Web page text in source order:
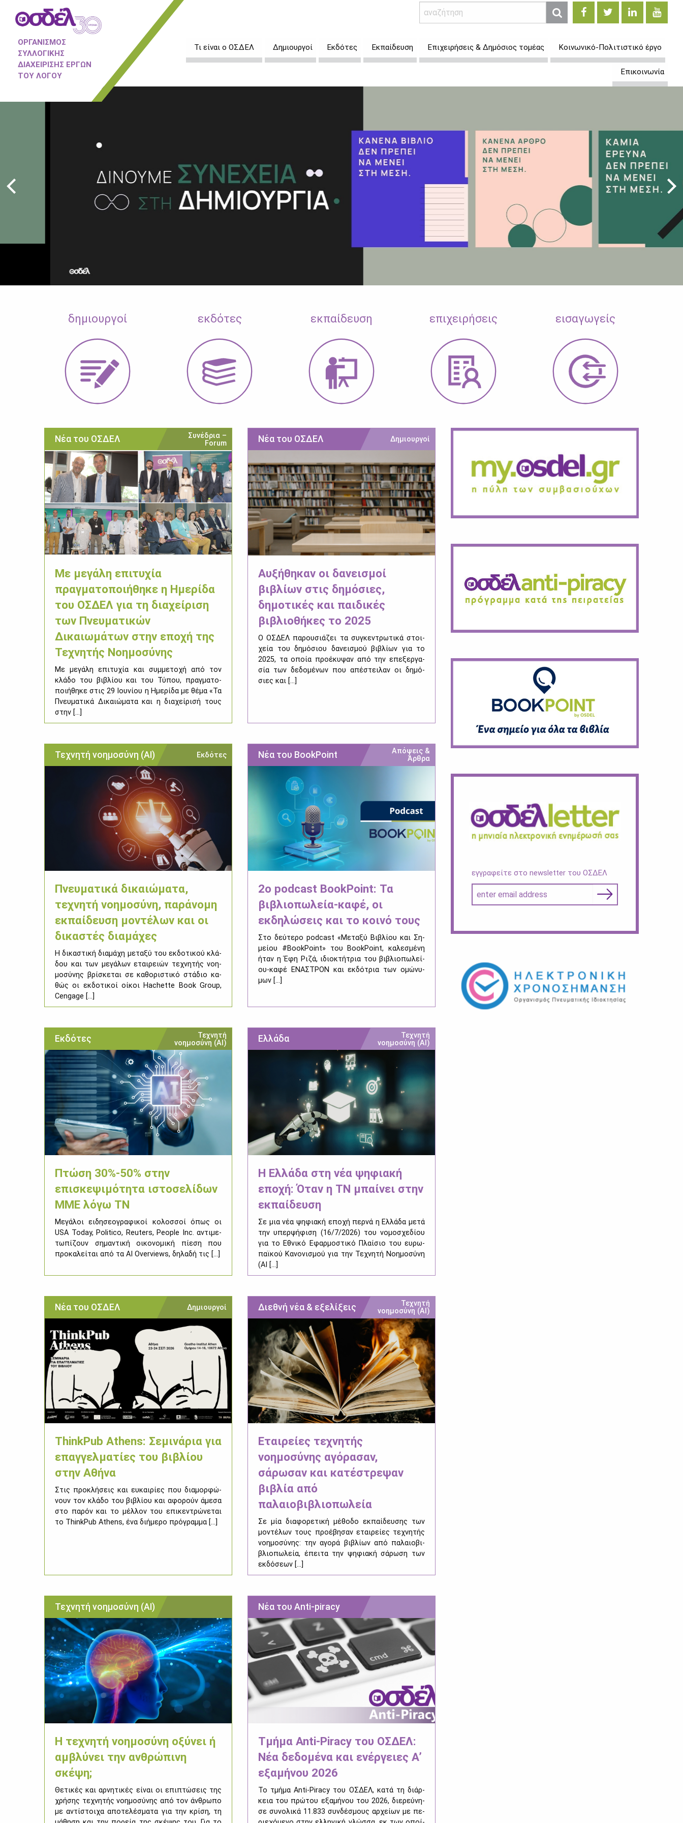
ΟΡΓΑΝΙΣΜΟΣ
ΣΥΛΛΟΓΙΚΗΣ
ΔΙΑΧΕΙΡΙΣΗΣ ΕΡΓΩΝ
ΤΟΥ ΛΟΓΟΥ
Τι είναι ο ΟΣΔΕΛ Δημιουργοί Εκδότες Εκπαίδευση Επιχειρήσεις & Δημόσιος τομέας Κοινωνικό-Πολιτιστικό έργο
Επικοινωνία
δημιουργοί εκδότες εκπαίδευση επιχειρήσεις εισαγωγείς
Νέα του ΟΣΔΕΛ
Συνέδρια –
Forum
Με μεγάλη επιτυχία
πραγματοποιήθηκε η Ημερίδα
του ΟΣΔΕΛ για τη διαχείριση
των Πνευματικών
Δικαιωμάτων στην εποχή της
Τεχνητής Νοημοσύνης
Με με­γά­λη επι­τυ­χία και συμ­με­το­χή από τον
κλά­δο του βι­βλί­ου και του Τύ­που, πραγ­μα­το­
ποι­ή­θη­κε στις 29 Ιου­νί­ου η Ημε­ρί­δα με θέ­μα «Τα
Πνευ­μα­τι­κά Δι­καιώ­μα­τα και η δια­χεί­ρι­σή τους
στην [...]
Νέα του ΟΣΔΕΛ Δημιουργοί
Αυξήθηκαν οι δανεισμοί
βιβλίων στις δημόσιες,
δημοτικές και παιδικές
βιβλιοθήκες το 2025
Ο ΟΣ­ΔΕΛ πα­ρου­σιά­ζει τα συ­γκε­ντρω­τι­κά στοι­
χεία του δη­μό­σιου δα­νει­σμού βι­βλί­ων για το
2025, τα οποία προ­έ­κυ­ψαν από την επε­ξερ­γα­
σία των δε­δο­μέ­νων που απέ­στει­λαν οι δη­μό­
σιες και [...]
Τεχνητή νοημοσύνη (ΑΙ) Εκδότες
Πνευματικά δικαιώματα,
τεχνητή νοημοσύνη, παράνομη
εκπαίδευση μοντέλων και οι
δικαστές διαμάχες
Η δι­κα­στι­κή δια­μά­χη με­τα­ξύ του εκ­δο­τι­κού κλά­
δου και των με­γά­λων εται­ρειών τε­χνη­τής νοη­
μο­σύ­νης βρί­σκε­ται σε κα­θο­ρι­στι­κό στά­διο κα­
θώς οι εκ­δο­τι­κοί οί­κοι Hachette Book Group,
Cengage [...]
Νέα του BookPoint
Απόψεις &
Άρθρα
2ο podcast BookPoint: Τα
βιβλιοπωλεία-καφέ, οι
εκδηλώσεις και το κοινό τους
Στο δεύ­τε­ρο podcast «Με­τα­ξύ Βι­βλί­ου και Ση­
μεί­ου #BookPoint» του BookPoint, κα­λε­σμέ­νη
ήταν η Έφη Ρι­ζά, ιδιο­κτή­τρια του βι­βλιο­πω­λεί­
ου-κα­φέ ΕΝΑ­ΣΤΡΟΝ και εκ­δό­τρια των ομώ­νυ­
μων [...]
Εκδότες
Τεχνητή
νοημοσύνη (ΑΙ)
Πτώση 30%-50% στην
επισκεψιμότητα ιστοσελίδων
ΜΜΕ λόγω ΤΝ
Με­γά­λοι ει­δη­σε­ο­γρα­φι­κοί κο­λοσ­σοί όπως οι
USA Today, Politico, Reuters, People Inc. αντι­με­
τω­πί­ζουν ση­μα­ντι­κή οι­κο­νο­μι­κή πί­ε­ση που
προ­κα­λεί­ται από τα AI Overviews, δη­λα­δή τις [...]
Ελλάδα
Τεχνητή
νοημοσύνη (ΑΙ)
Η Ελλάδα στη νέα ψηφιακή
εποχή: Όταν η ΤΝ μπαίνει στην
εκπαίδευση
Σε μια νέα ψη­φια­κή επο­χή περ­νά η Ελ­λά­δα με­τά
την υπερ­ψή­φι­ση (16/7/2026) του νο­μο­σχε­δί­ου
για το Εθνι­κό Εφαρ­μο­στι­κό Πλαί­σιο του ευ­ρω­
παϊ­κού Κα­νο­νι­σμού για την Τε­χνη­τή Νοη­μο­σύ­νη
(AI [...]
Νέα του ΟΣΔΕΛ Δημιουργοί
ThinkPub Athens: Σεμινάρια για
επαγγελματίες του βιβλίου
στην Αθήνα
Στις προ­κλή­σεις και ευ­και­ρί­ες που δια­μορ­φώ­
νουν τον κλά­δο του βι­βλί­ου και αφο­ρούν άμε­σα
στο πα­ρόν και το μέλ­λον του επι­κε­ντρώ­νε­ται
το ThinkPub Athens, ένα δι­ή­με­ρο πρό­γραμ­μα [...]
Διεθνή νέα & εξελίξεις
Τεχνητή
νοημοσύνη (ΑΙ)
Εταιρείες τεχνητής
νοημοσύνης αγόρασαν,
σάρωσαν και κατέστρεψαν
βιβλία από
παλαιοβιβλιοπωλεία
Σε μία δια­φο­ρε­τι­κή μέ­θο­δο εκ­παί­δευ­σης των
μο­ντέ­λων τους προ­έ­βη­σαν εται­ρεί­ες τε­χνη­τής
νοη­μο­σύ­νης: την αγο­ρά βι­βλί­ων από πα­λαιο­βι­
βλιο­πω­λεία, έπει­τα την ψη­φια­κή σά­ρω­ση των
εκ­δό­σε­ων [...]
Τεχνητή νοημοσύνη (ΑΙ)
Η τεχνητή νοημοσύνη οξύνει ή
αμβλύνει την ανθρώπινη
σκέψη;
Θε­τι­κές και αρ­νη­τι­κές εί­ναι οι επι­πτώ­σεις της
χρή­σης τε­χνη­τής νοη­μο­σύ­νης από τον άν­θρω­πο
με αντί­στοι­χα απο­τε­λέ­σμα­τα για την κρί­ση, τη
Νέα του Anti-piracy
Τμήμα Anti-Piracy του ΟΣΔΕΛ:
Νέα δεδομένα και ενέργειες Α’
εξαμήνου 2026
Το τμή­μα Anti-Piracy του ΟΣ­ΔΕΛ, κα­τά τη διάρ­
κεια του πρώ­του εξα­μή­νου του 2026, διε­ρεύ­νη­
σε συ­νο­λι­κά 11.833 συν­δέ­σμους αρ­χεί­ων με πε­
εγγραφείτε στο newsletter του ΟΣΔΕΛ